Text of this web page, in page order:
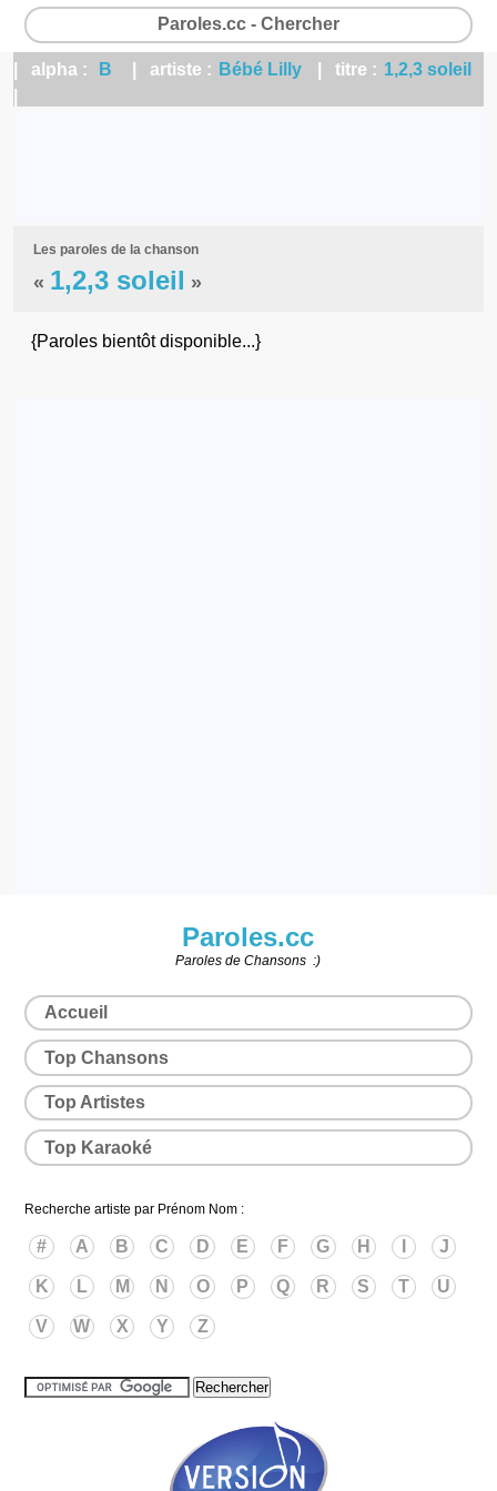
Paroles.cc - Chercher
| alpha : B | artiste : Bébé Lilly | titre : 1,2,3 soleil
Les paroles de la chanson
« 1,2,3 soleil »
{Paroles bientôt disponible...}
Paroles.cc
Paroles de Chansons :)
Accueil
Top Chansons
Top Artistes
Top Karaoké
Recherche artiste par Prénom Nom :
# A B C D E F G H J
K L M N O P Q R S T U
V W X Y Z